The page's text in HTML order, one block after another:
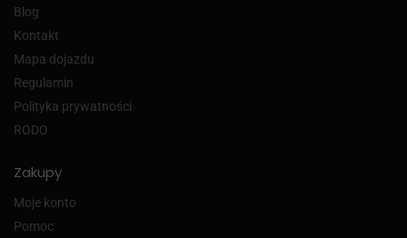
Blog
Kontakt
Mapa dojazdu
Regulamin
Polityka prywatności
RODO
Zakupy
Moje konto
Pomoc